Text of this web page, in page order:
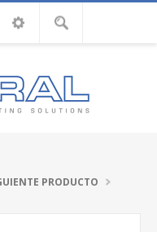
PRODUCTO